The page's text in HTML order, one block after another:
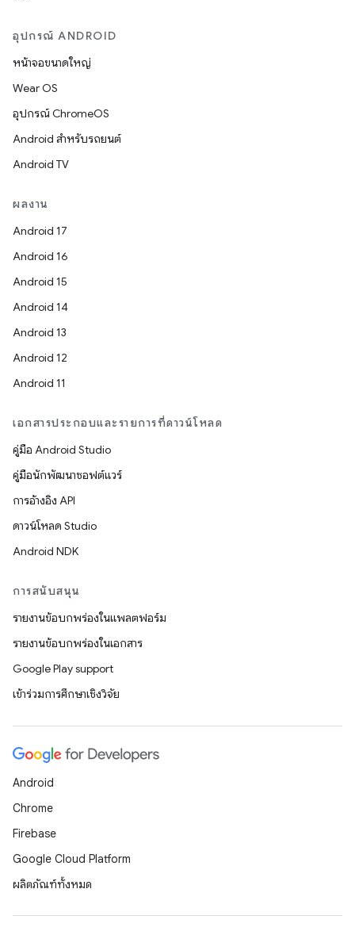
อุปกรณ์ ANDROID
หน้าจอขนาดใหญ่
Wear OS
อุปกรณ์ ChromeOS
Android สำหรับรถยนต์
Android TV
ผลงาน
Android 17
Android 16
Android 15
Android 14
Android 13
Android 12
Android 11
เอกสารประกอบและรายการที่ดาวน์โหลด
คู่มือ Android Studio
คู่มือนักพัฒนาซอฟต์แวร์
การอ้างอิง API
ดาวน์โหลด Studio
Android NDK
การสนับสนุน
รายงานข้อบกพร่องในแพลตฟอร์ม
รายงานข้อบกพร่องในเอกสาร
Google Play support
เข้าร่วมการศึกษาเชิงวิจัย
Android
Chrome
Firebase
Google Cloud Platform
ผลิตภัณฑ์ทั้งหมด